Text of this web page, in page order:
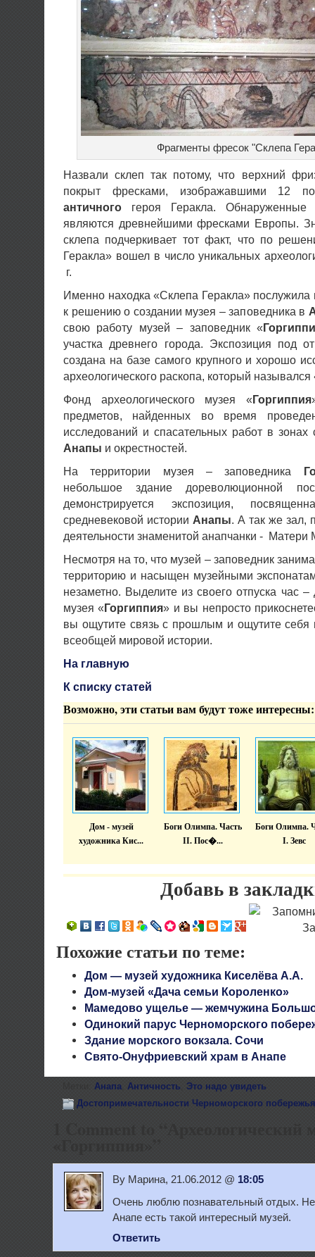
Фрагменты фресок "Склепа
Назвали склеп так потому, что верхний
покрыт фресками, изображавшими 12
античного героя Геракла.
являются древнейшими фресками Европы.
склепа подчеркивает тот факт, что по
Геракла» вошел в число уникальных
г.
Именно находка «Склепа Геракла» послужила
к решению о создании музея – заповедника в
свою работу музей – заповедник «
участка древнего города. Экспозиция под
создана на базе самого крупного и хорошо
археологического раскопа, который назывался
Фонд археологического музея «Горгиппия
предметов, найденных во время
исследований и спасательных работ в зонах
Анапы и окрестностей.
На территории музея – заповедника
небольшое здание дореволюционной
демонстрируется экспозиция,
средневековой истории Анапы. А так же зал,
деятельности знаменитой анапчанки - Матери
Несмотря на то, что музей – заповедник
территорию и насыщен музейными
незаметно. Выделите из своего отпуска час
музея «Горгиппия» и вы непросто
вы ощутите связь с прошлым и ощутите себя
всеобщей мировой истории.
На главную
К списку статей
Возможно, эти статьи вам будут тоже интересны:
Дом - музей
художника Кис...
Боги Олимпа. Часть
II. Пос�...
Боги Олимпа.
I. Зевс
Добавь в
Похожие статьи по теме:
Дом — музей художника Киселёва А.А.
Дом-музей «Дача семьи Короленко»
Мамедово ущелье — жемчужина
Одинокий парус Черноморского
Здание морского вокзала. Сочи
Свято-Онуфриевский храм в Анапе
Метки: Анапа Античность
Это надо увидеть
Достопримечательности Черноморского
1 Comment to “Археологический
«Горгиппия»”
By Марина, 21.06.2012 @ 18:05
Очень люблю познавательный отдых. Не
Анапе есть такой интересный музей.
Ответить